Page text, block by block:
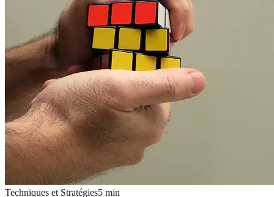
Techniques et Stratégies5 min